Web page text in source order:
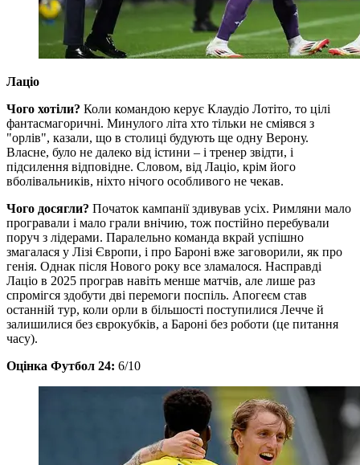
Лаціо
Чого хотіли? Коли командою керує Клаудіо Лотіто, то цілі
фантасмагоричні. Минулого літа хто тільки не сміявся з
"орлів", казали, що в столиці будують ще одну Верону.
Власне, було не далеко від істини – і тренер звідти, і
підсилення відповідне. Словом, від Лаціо, крім його
вболівальників, ніхто нічого особливого не чекав.
Чого досягли? Початок кампанії здивував усіх. Римляни мало
програвали і мало грали внічию, тож постійно перебували
поруч з лідерами. Паралельно команда вкрай успішно
змагалася у Лізі Європи, і про Бароні вже заговорили, як про
генія. Однак після Нового року все зламалося. Насправді
Лаціо в 2025 програв навіть менше матчів, але лише раз
спромігся здобути дві перемоги поспіль. Апогеєм став
останній тур, коли орли в більшості поступилися Лечче й
залишилися без єврокубків, а Бароні без роботи (це питання
часу).
Оцінка Футбол 24: 6/10